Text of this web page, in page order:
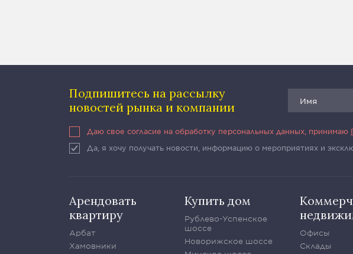
Подпишитесь на рассылку
новостей рынка и компании
Даю свое согласие на обработку персональных данных, принимаю
Да, я хочу получать новости, информацию о мероприятиях и
Арендовать
квартиру
Арбат
Хамовники
Купить дом
Рублево-Успенское
шоссе
Новорижское шоссе
Офисы
Склады